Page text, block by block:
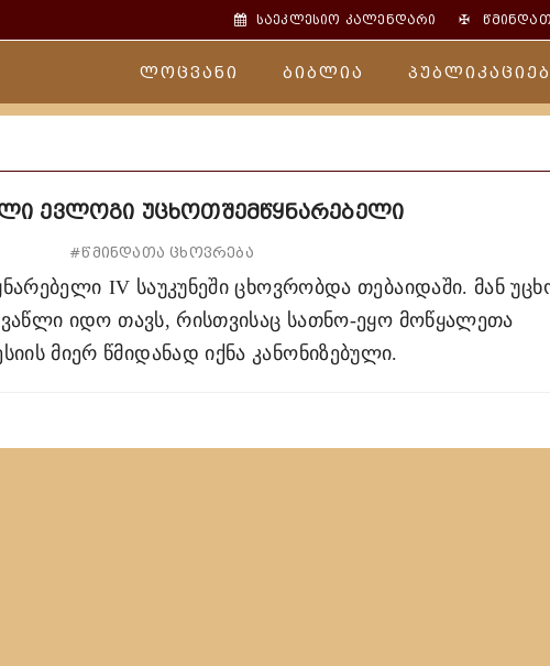
საეკლესიო კალენდარი ✠
ლოცვანი ბიბლია
ევლოგი უცხოთშემწყნარებელი
#წმინდათა ცხოვრება
IV საუკუნეში ცხოვრობდა თებაიდაში. მან
იდო თავს, რისთვისაც სათნო-ეყო მოწყალეთა
მიერ წმიდანად იქნა კანონიზებული.